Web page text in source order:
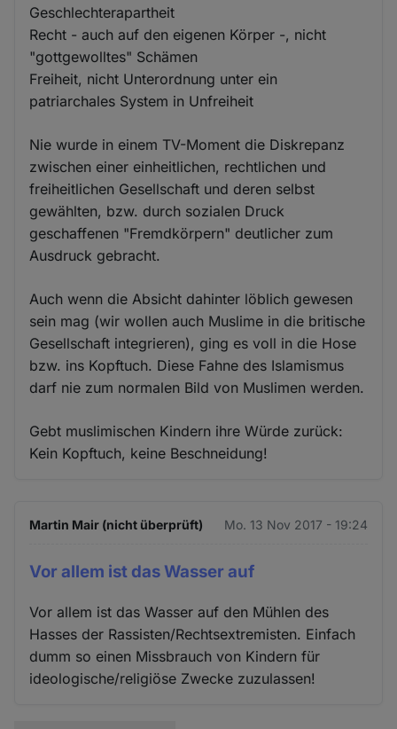
Geschlechterapartheit
Recht - auch auf den eigenen Körper -, nicht
"gottgewolltes" Schämen
Freiheit, nicht Unterordnung unter ein
patriarchales System in Unfreiheit
Nie wurde in einem TV-Moment die Diskrepanz
zwischen einer einheitlichen, rechtlichen und
freiheitlichen Gesellschaft und deren selbst
gewählten, bzw. durch sozialen Druck
geschaffenen "Fremdkörpern" deutlicher zum
Ausdruck gebracht.
Auch wenn die Absicht dahinter löblich gewesen
sein mag (wir wollen auch Muslime in die britische
Gesellschaft integrieren), ging es voll in die Hose
bzw. ins Kopftuch. Diese Fahne des Islamismus
darf nie zum normalen Bild von Muslimen werden.
Gebt muslimischen Kindern ihre Würde zurück:
Kein Kopftuch, keine Beschneidung!
Martin Mair (nicht überprüft) Mo. 13 Nov 2017 - 19:24
Vor allem ist das Wasser auf
Vor allem ist das Wasser auf den Mühlen des
Hasses der Rassisten/Rechtsextremisten. Einfach
dumm so einen Missbrauch von Kindern für
ideologische/religiöse Zwecke zuzulassen!